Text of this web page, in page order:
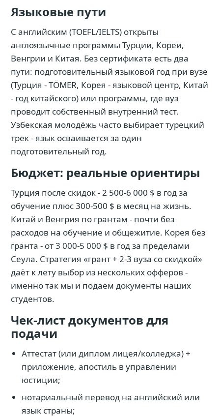
Языковые пути
С английским (TOEFL/IELTS) открыты
англоязычные программы Турции, Кореи,
Венгрии и Китая. Без сертификата есть два
пути: подготовительный языковой год при вузе
(Турция - TÖMER, Корея - языковой центр, Китай
- год китайского) или программы, где вуз
проводит собственный внутренний тест.
Узбекская молодёжь часто выбирает турецкий
трек - язык осваивается за один
подготовительный год.
Бюджет: реальные ориентиры
Турция после скидок - 2 500-6 000 $ в год за
обучение плюс 300-500 $ в месяц на жизнь.
Китай и Венгрия по грантам - почти без
расходов на обучение и общежитие. Корея без
гранта - от 3 000-5 000 $ в год за пределами
Сеула. Стратегия «грант + 2-3 вуза со скидкой»
даёт к лету выбор из нескольких офферов -
именно так мы и подаём документы наших
студентов.
Чек-лист документов для
подачи
Аттестат (или диплом лицея/колледжа) +
приложение, апостиль в управлении
юстиции;
нотариальный перевод на английский или
язык страны;